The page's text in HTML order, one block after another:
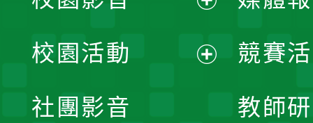
競賽
教師
開
校園活動
社團影音